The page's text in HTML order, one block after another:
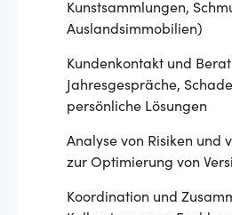
Kunstsammlungen,
Auslandsimmobilien)
Kundenkontakt und
Jahresgespräche,
persönliche Lösungen
Analyse von Risiken und
zur Optimierung von
Koordination und